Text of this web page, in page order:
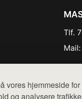
vores hjemmeside
og analysere
Tlf.
Mail: